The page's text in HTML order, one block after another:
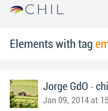
Elements with tag
Jorge GdO -
Jan 09, 2014 at